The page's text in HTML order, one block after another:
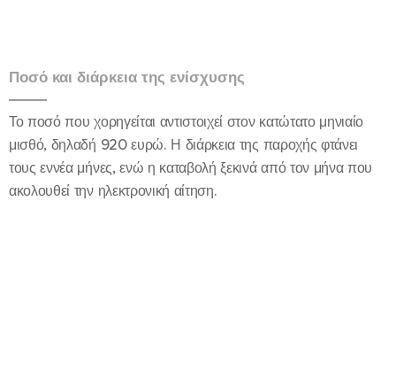
Ποσό και διάρκεια της ενίσχυσης
Το ποσό που χορηγείται αντιστοιχεί στον κατώτατο μηνιαίο
μισθό, δηλαδή 920 ευρώ. Η διάρκεια της παροχής φτάνει
τους εννέα μήνες, ενώ η καταβολή ξεκινά από τον μήνα που
ακολουθεί την ηλεκτρονική αίτηση.